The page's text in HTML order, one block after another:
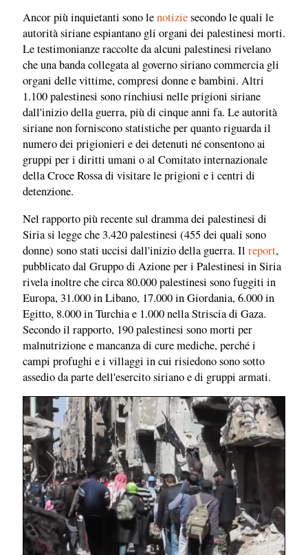
Ancor più inquietanti sono lenotiziesecondo le quali le
autorità siriane espiantano gli organi dei palestinesi morti.
Le testimonianze raccolte da alcuni palestinesi rivelano
che una banda collegata al governo siriano commercia gli
organi delle vittime, compresi donne e bambini. Altri
1.100 palestinesi sono rinchiusi nelle prigioni siriane
dall'inizio della guerra, più di cinque anni fa. Le autorità
siriane non forniscono statistiche per quanto riguarda il
numero dei prigionieri e dei detenuti né consentono ai
gruppi per i diritti umani o al Comitato internazionale
della Croce Rossa di visitare le prigioni e i centri di
detenzione.
Nel rapporto più recente sul dramma dei palestinesi di
Siria si legge che 3.420 palestinesi (455 dei quali sono
donne) sono stati uccisi dall'inizio della guerra. Il report,
pubblicato dal Gruppo di Azione per i Palestinesi in Siria
rivela inoltre che circa 80.000 palestinesi sono fuggiti in
Europa, 31.000 in Libano, 17.000 in Giordania, 6.000 in
Egitto, 8.000 in Turchia e 1.000 nella Striscia di Gaza.
Secondo il rapporto, 190 palestinesi sono morti per
malnutrizione e mancanza di cure mediche, perché i
campi profughi e i villaggi in cui risiedono sono sotto
assedio da parte dell'esercito siriano e di gruppi armati.